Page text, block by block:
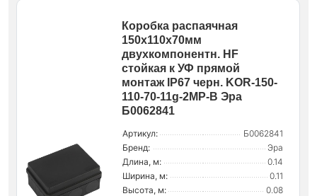
Коробка распаячная
150х110х70мм
двухкомпонентн. HF
стойкая к УФ прямой
монтаж IP67 черн. KOR-150-
110-70-11g-2MP-B Эра
Б0062841
Артикул:
Б0062841
Бренд:
Эра
Длина, м:
0.14
Ширина, м:
0.11
Высота, м:
0.08